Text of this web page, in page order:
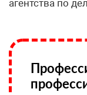
агентства по